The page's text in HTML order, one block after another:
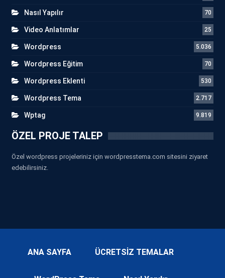
Nasıl Yapılır 70
Video Anlatımlar 25
Wordpress 5.036
Wordpress Eğitim 70
Wordpress Eklenti 530
Wordpress Tema 2.717
Wptag 9.819
ÖZEL PROJE TALEP
Özel wordpress projeleriniz için wordpresstema.com sitesini ziyaret
edebilirsiniz.
ANA SAYFA ÜCRETSİZ TEMALAR